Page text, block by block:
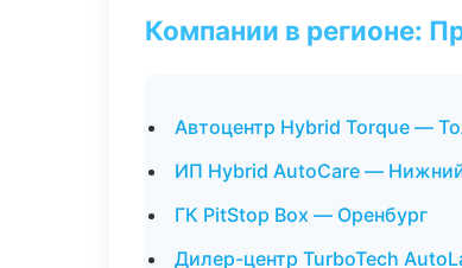
Компании в регионе:
Автоцентр Hybrid Torque —
ИП Hybrid AutoCare —
ГК PitStop Box — Оренбург
Дилер-центр TurboTech